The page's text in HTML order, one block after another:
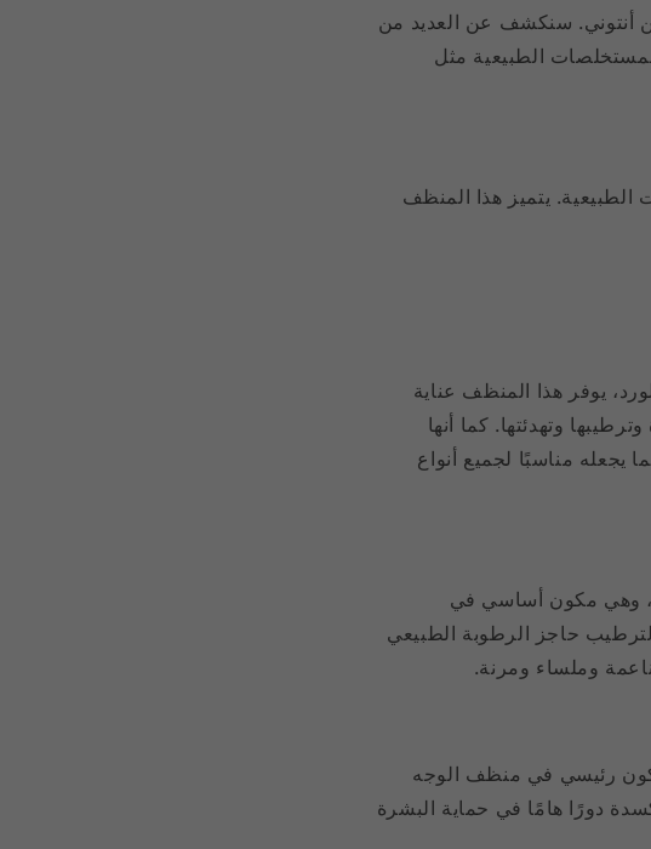
أنتوني. سنكشف عن العديد من
الطبيعية مثل
الطبيعية. يتميز هذا المنظف
يوفر هذا المنظف عناية
وتهدئتها. كما أنها
يجعله مناسبًا لجميع أنواع
وهي مكون أساسي في
حاجز الرطوبة الطبيعي
وملساء ومرنة.
رئيسي في منظف الوجه
دورًا هامًا في حماية البشرة